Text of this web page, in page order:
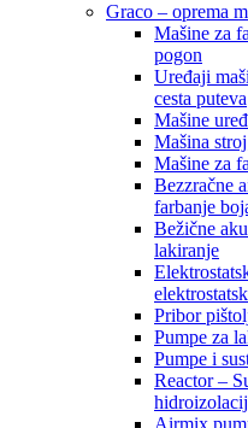
Graco – oprema
Mašine za
pogon
Uređaji
cesta puteva
Mašine
Mašina
Mašine za
Bezzračne
farbanje
Bežične
lakiranje
Pribor
Pumpe za
Pumpe i
Reactor –
Airmix